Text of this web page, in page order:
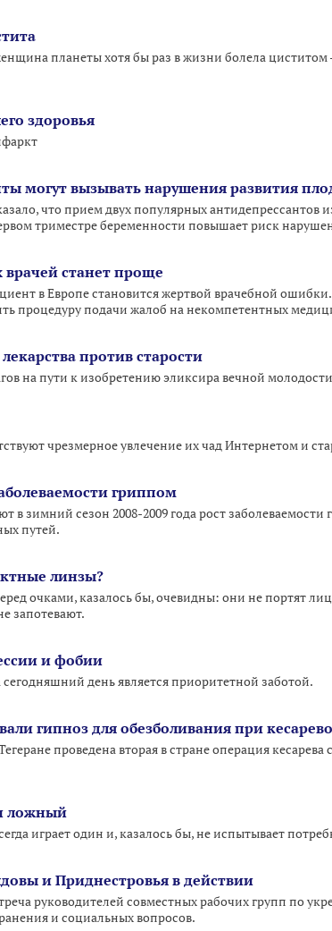
планеты хотя бы раз в жизни болела
здоровья
могут вызывать нарушения развития
что прием двух популярных антидепрессантов
триместре беременности повышает риск
врачей станет проще
в Европе становится жертвой врачебной
процедуру подачи жалоб на некомпетентных
против старости
на пути к изобретению эликсира вечной
чрезмерное увлечение их чад Интернетом и
гриппом
в зимний сезон 2008-2009 года рост
путей.
линзы?
очками, казалось бы, очевидны: они не портят
запотевают.
и фобии
день является приоритетной заботой.
гипноз для обезболивания при
проведена вторая в стране операция
ложный
играет один и, казалось бы, не испытывает
и Приднестровья в действии
руководителей совместных рабочих групп по
и социальных вопросов.